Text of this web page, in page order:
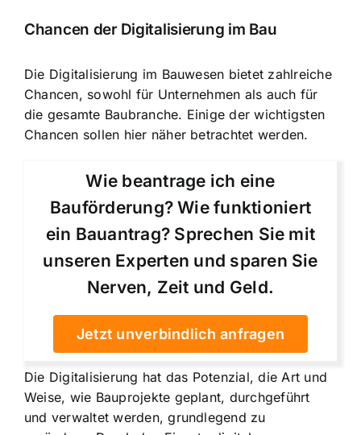
Chancen der Digitalisierung im Bau
Die Digitalisierung im Bauwesen bietet zahlreiche
Chancen, sowohl für Unternehmen als auch für
die gesamte Baubranche. Einige der wichtigsten
Chancen sollen hier näher betrachtet werden.
Wie beantrage ich eine
Bauförderung? Wie funktioniert
ein Bauantrag? Sprechen Sie mit
unseren Experten und sparen Sie
Nerven, Zeit und Geld.
Jetzt unverbindlich anfragen
Die Digitalisierung hat das Potenzial, die Art und
Weise, wie Bauprojekte geplant, durchgeführt
und verwaltet werden, grundlegend zu